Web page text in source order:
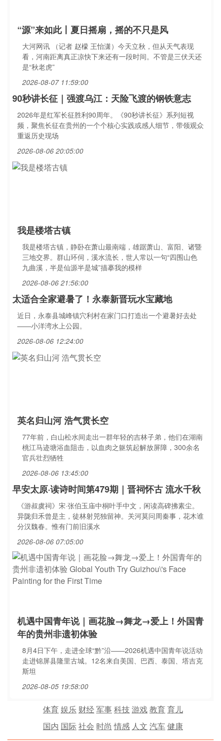
“源”来如此丨夏日摇扇，摇的不只是风
大河网讯 （记者 赵檬 王怡潇）今天立秋，但从天气表现
看，河南距离真正凉快下来还有一段时间。不管是三伏天还
是“秋老虎”
2026-08-07 11:59:00
90秒讲长征｜强渡乌江：天险飞渡的钢铁意志
2026年是红军长征胜利90周年。《90秒讲长征》系列短视
频，聚焦长征在贵州的一个个核心实践或感人细节，带领观众
重返历史现场
2026-08-06 20:05:00
我是楼塔古镇
我是楼塔古镇，静卧在萧山最南端，雄踞萧山、富阳、诸暨
三地交界。群山环伺，溪水流长，世人常以一句“四围山色
九曲溪，半是仙源半是城”描摹我的模样
2026-08-06 21:56:00
太适合全家避暑了！永泰新晋玩水宝藏地
近日，永泰县城峰镇穴利村在家门口打造出一个避暑好去处
——小洋湾水上公园。
2026-08-06 12:24:00
英名归山河 浩气贯长空
77年前，白山松水间走出一群年轻的吉林子弟，他们在湖南
桃江马迹塘浴血阻击，以血肉之躯筑起解放屏障，300余名
官兵壮烈牺牲
2026-08-06 13:45:00
早安太原·读诗时间第479期｜晋祠怀古 流水千秋
《游叔虞祠》宋·张伯玉庙中桐叶手中文，闲读高碑拂素尘。
异陇归禾曾是主，徒林射兕独留神。关河莫问周秦事，花木谁
分汉魏春。惟有门前旧溪水
2026-08-06 07:05:00
机遇中国青年说｜画花脸→舞龙→爱上！外国青
年的贵州非遗初体验
8月4日下午，走进全球“黔”沿——2026机遇中国青年说活动
走进锦屏县隆里古城。12名来自美国、巴西、泰国、塔吉克
斯坦
2026-08-05 19:58:00
体育娱乐 财经军事科技游戏教育育儿
国内 国际社会 时尚 情感 人文 汽车健康